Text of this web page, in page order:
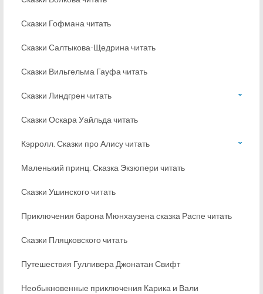
Сказки Гофмана читать
Сказки Салтыкова-Щедрина читать
Сказки Вильгельма Гауфа читать
Сказки Линдгрен читать
Сказки Оскара Уайльда читать
Кэрролл. Сказки про Алису читать
Маленький принц. Сказка Экзюпери читать
Сказки Ушинского читать
Приключения барона Мюнхаузена сказка Распе читать
Сказки Пляцковского читать
Путешествия Гулливера Джонатан Свифт
Необыкновенные приключения Карика и Вали